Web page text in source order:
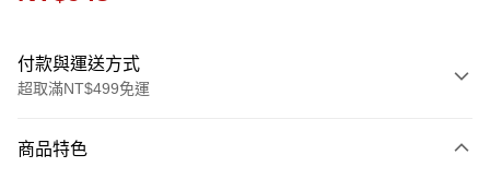
付款與運送方式
超取滿NT$499免運
信用卡一次付款
商品特色